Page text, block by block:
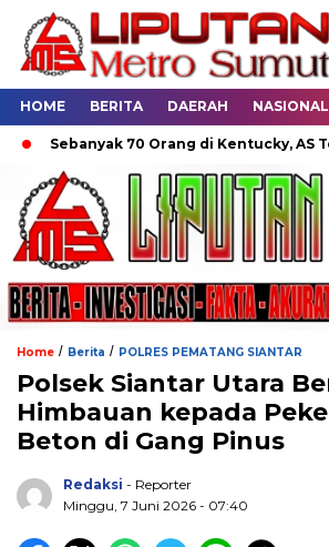
HOME BERITA DAERAH NASIONAL
Sebanyak 70 Orang di Kentucky, AS
Home / Berita / POLRES PEMATANG SIANTAR
Polsek Siantar Utara
Himbauan kepada
Beton di Gang Pinus
Redaksi - Reporter
Minggu, 7 Juni 2026 - 07:40